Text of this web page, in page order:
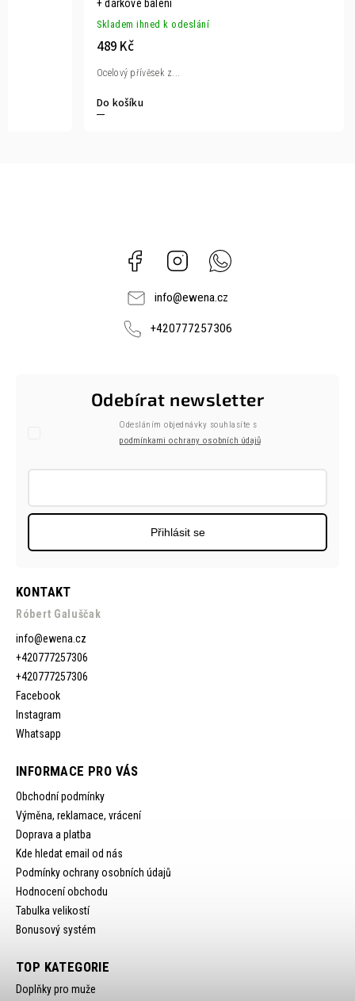
+ dárkové balení
Skladem ihned k odeslání
489 Kč
Do košíku
Ocelový přívěsek z...
Facebook Instagram
info@ewena.cz
+420777257306
KONTAKT
Róbert Galuščak
info@ewena.cz
+420777257306
+420777257306
Facebook
Instagram
Whatsapp
INFORMACE PRO VÁS
Obchodní podmínky
Výměna, reklamace, vrácení
Doprava a platba
Kde hledat email od nás
Podmínky ochrany osobních údajů
Hodnocení obchodu
Tabulka velikostí
Bonusový systém
Odebírat newsletter
Odesláním objednávky souhlasíte s
podmínkami ochrany osobních údajů
Přihlásit se
TOP KATEGORIE
Doplňky pro muže